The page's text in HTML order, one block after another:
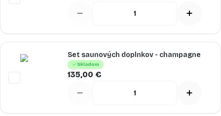
Set saunových doplnkov - champagne
Skladom
135,00 €